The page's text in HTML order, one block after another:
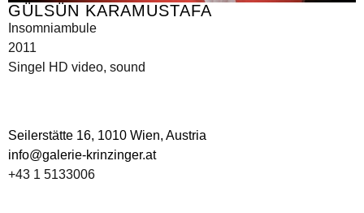
GÜLSÜN KARAMUSTAFA
Insomniambule
2011
Singel HD video, sound
Seilerstätte 16, 1010 Wien, Austria
info@galerie-krinzinger.at
+43 1 5133006